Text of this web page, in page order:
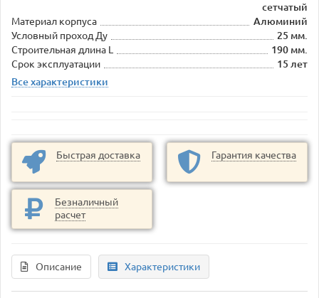
сетчатый
Материал корпуса
Алюминий
Условный проход Ду
25 мм.
Строительная длина L
190 мм.
Срок эксплуатации
15 лет
Все характеристики
Быстрая доставка Гарантия качества
Безналичный
расчет
Описание Характеристики